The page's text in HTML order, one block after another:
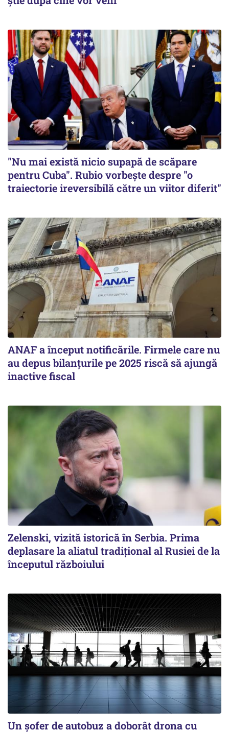
"Nu mai există nicio supapă de scăpare
pentru Cuba". Rubio vorbește despre "o
traiectorie ireversibilă către un viitor diferit"
ANAF a început notificările. Firmele care nu
au depus bilanțurile pe 2025 riscă să ajungă
inactive fiscal
Zelenski, vizită istorică în Serbia. Prima
deplasare la aliatul tradițional al Rusiei de la
începutul războiului
Un șofer de autobuz a doborât drona cu